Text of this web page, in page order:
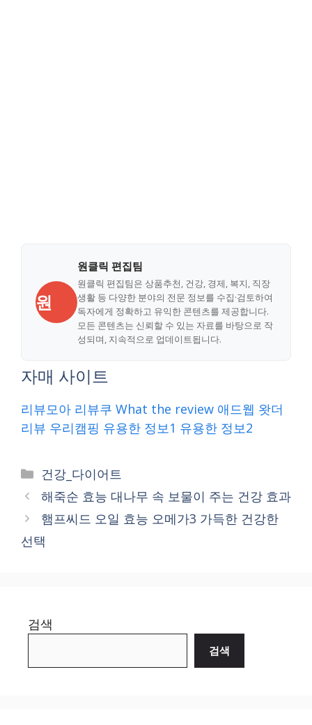
원
원클릭 편집팀
원클릭 편집팀은 상품추천, 건강, 경제, 복지, 직장
생활 등 다양한 분야의 전문 정보를 수집·검토하여
독자에게 정확하고 유익한 콘텐츠를 제공합니다.
모든 콘텐츠는 신뢰할 수 있는 자료를 바탕으로 작
성되며, 지속적으로 업데이트됩니다.
자매 사이트
리뷰모아 리뷰쿠 What the review 애드웹 왓더
리뷰 우리캠핑 유용한 정보1 유용한 정보2
Categories
건강_다이어트
해죽순 효능 대나무 속 보물이 주는 건강 효과
햄프씨드 오일 효능 오메가3 가득한 건강한
선택
검색
검색